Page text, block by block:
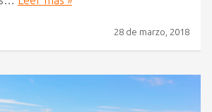
28 de marzo, 2018